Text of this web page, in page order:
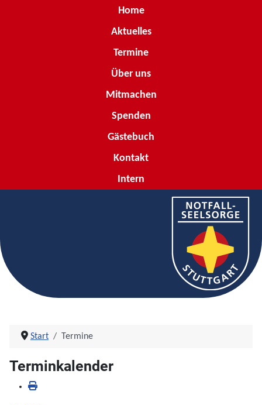
Home
Aktuelles
Termine
Über uns
Mitmachen
Spenden
Gästebuch
Kontakt
Intern
Start Termine
Terminkalender